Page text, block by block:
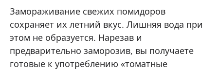
Замораживание свежих помидоров
сохраняет их летний вкус. Лишняя вода при
этом не образуется. Нарезав и
предварительно заморозив, вы получаете
готовые к употреблению «томатные